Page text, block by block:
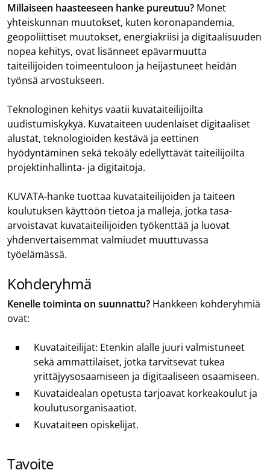
Millaiseen haasteeseen hanke pureutuu? Monet
yhteiskunnan muutokset, kuten koronapandemia,
geopoliittiset muutokset, energiakriisi ja digitaalisuuden
nopea kehitys, ovat lisänneet epävarmuutta
taiteilijoiden toimeentuloon ja heijastuneet heidän
työnsä arvostukseen.
Teknologinen kehitys vaatii kuvataiteilijoilta
uudistumiskykyä. Kuvataiteen uudenlaiset digitaaliset
alustat, teknologioiden kestävä ja eettinen
hyödyntäminen sekä tekoäly edellyttävät taiteilijoilta
projektinhallinta- ja digitaitoja.
KUVATA-hanke tuottaa kuvataiteilijoiden ja taiteen
koulutuksen käyttöön tietoa ja malleja, jotka tasa-
arvoistavat kuvataiteilijoiden työkenttää ja luovat
yhdenvertaisemmat valmiudet muuttuvassa
työelämässä.
Kohderyhmä
Kenelle toiminta on suunnattu? Hankkeen kohderyhmiä
ovat:
Kuvataiteilijat: Etenkin alalle juuri valmistuneet
sekä ammattilaiset, jotka tarvitsevat tukea
yrittäjyysosaamiseen ja digitaaliseen osaamiseen.
Kuvataidealan opetusta tarjoavat korkeakoulut ja
koulutusorganisaatiot.
Kuvataiteen opiskelijat.
Tavoite